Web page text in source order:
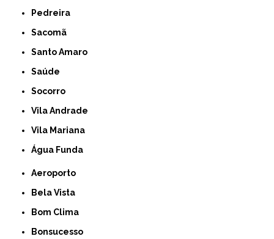
Pedreira
Sacomã
Santo Amaro
Saúde
Socorro
Vila Andrade
Vila Mariana
Água Funda
Aeroporto
Bela Vista
Bom Clima
Bonsucesso